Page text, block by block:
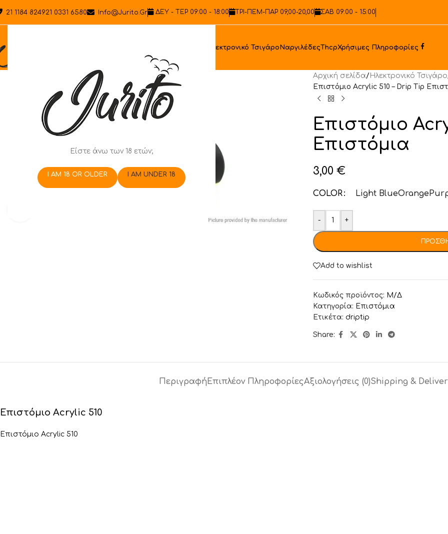
Είστε άνω των 18 ετών;
I AM 18 OR OLDER I AM UNDER 18
21 1184 824921 0331 6580 Info@jurito.gr ΔΕΥ - ΤΕΡ 09:00 - 18:00 ΤΡΙ-ΠΕΜ-ΠΑΡ 09,00-20,00 ΣΑΒ 09:00 - 15:00
Ηλεκτρονικό Τσιγάρο ΝαργιλέδεςThcpΧρήσιμες Πληροφορίες
Αρχική σελίδα/ Ηλεκτρονικό Τσιγάρο
Επιστόμιο Acrylic 510 – Drip Tip
Επιστόμιο
Επιστόμια
3,00 €
COLOR Light BlueOrange
- +
Add to wishlist
Κωδικός προϊόντος: Μ/Δ
Κατηγορία: Επιστόμια
Ετικέτα: driptip
Share:
Περιγραφή Επιπλέον ΠληροφορίεςΑξιολογήσεις (0)Shipping &
Επιστόμιο Acrylic 510
Επιστόμιο Acrylic 510